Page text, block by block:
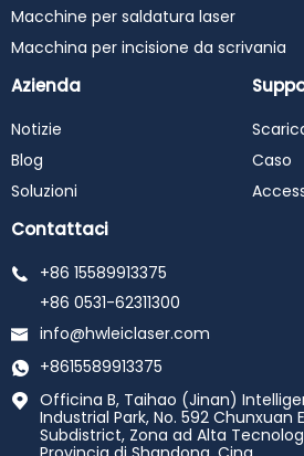
Macchine per saldatura laser
Macchina per incisione da scrivania
Azienda
Notizie
Blog
Soluzioni
Caso
Contattaci
+86 15589913375
+86 0531-62311300
info@hwleiclaser.com
+8615589913375
Officina B, Taihao (Jinan)
Industrial Park, No. 592 Chunxuan
Subdistrict, Zona ad Alta